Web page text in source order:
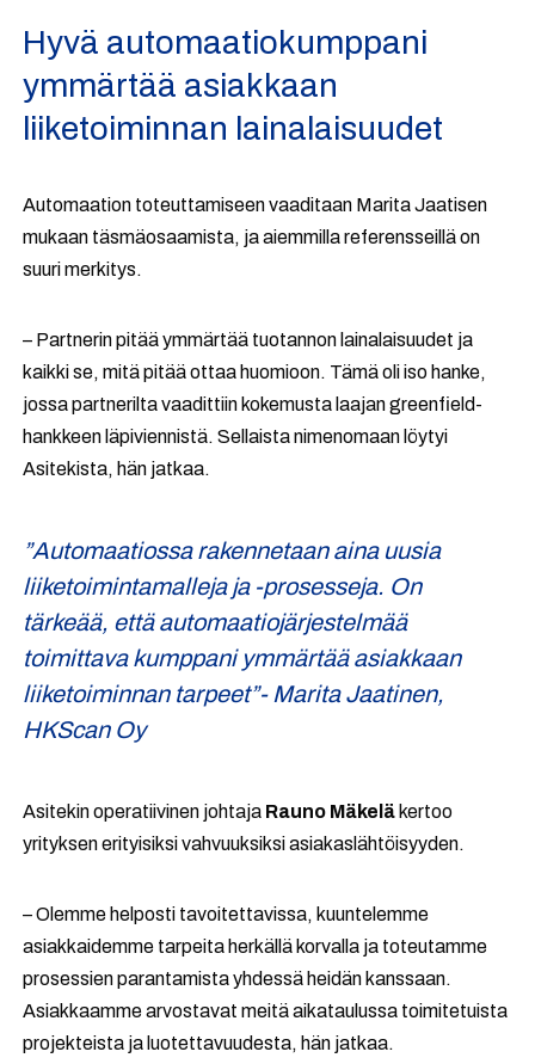
Hyvä automaatiokumppani
ymmärtää asiakkaan
liiketoiminnan lainalaisuudet
Automaation toteuttamiseen vaaditaan Marita Jaatisen
mukaan täsmäosaamista, ja aiemmilla referensseillä on
suuri merkitys.
– Partnerin pitää ymmärtää tuotannon lainalaisuudet ja
kaikki se, mitä pitää ottaa huomioon. Tämä oli iso hanke,
jossa partnerilta vaadittiin kokemusta laajan greenfield-
hankkeen läpiviennistä. Sellaista nimenomaan löytyi
Asitekista, hän jatkaa.
”Automaatiossa rakennetaan aina uusia
liiketoimintamalleja ja -prosesseja. On
tärkeää, että automaatiojärjestelmää
toimittava kumppani ymmärtää asiakkaan
liiketoiminnan tarpeet”- Marita Jaatinen,
HKScan Oy
Asitekin operatiivinen johtaja Rauno Mäkelä kertoo
yrityksen erityisiksi vahvuuksiksi asiakaslähtöisyyden.
– Olemme helposti tavoitettavissa, kuuntelemme
asiakkaidemme tarpeita herkällä korvalla ja toteutamme
prosessien parantamista yhdessä heidän kanssaan.
Asiakkaamme arvostavat meitä aikataulussa toimitetuista
projekteista ja luotettavuudesta, hän jatkaa.